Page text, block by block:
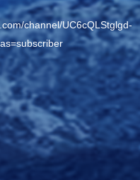
channel/UC6cQLStglgd-